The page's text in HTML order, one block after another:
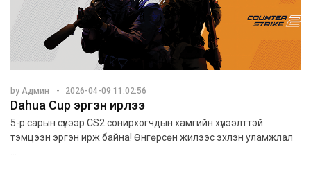
by Админ 2026-04-09 11:02:56
Dahua Cup эргэн ирлээ
5-р сарын сүүлээр CS2 сонирхогчдын хамгийн хүлээлттэй
тэмцээн эргэн ирж байна! Өнгөрсөн жилээс эхлэн уламжлал
...